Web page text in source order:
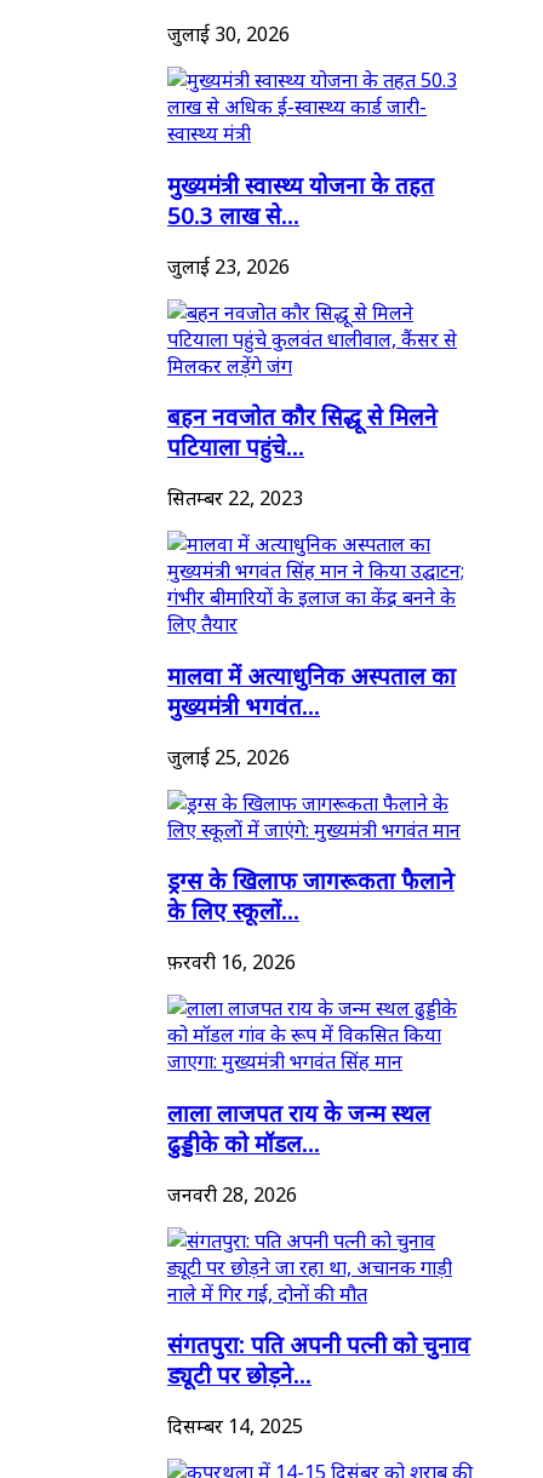
जुलाई 30, 2026
मुख्यमंत्री स्वास्थ्य योजना के तहत
50.3 लाख से...
जुलाई 23, 2026
बहन नवजोत कौर सिद्धू से मिलने
पटियाला पहुंचे...
सितम्बर 22, 2023
मालवा में अत्याधुनिक अस्पताल का
मुख्यमंत्री भगवंत...
जुलाई 25, 2026
ड्रग्स के खिलाफ जागरूकता फैलाने
के लिए स्कूलों...
फ़रवरी 16, 2026
लाला लाजपत राय के जन्म स्थल
ढुड्डीके को मॉडल...
जनवरी 28, 2026
संगतपुरा: पति अपनी पत्नी को चुनाव
ड्यूटी पर छोड़ने...
दिसम्बर 14, 2025